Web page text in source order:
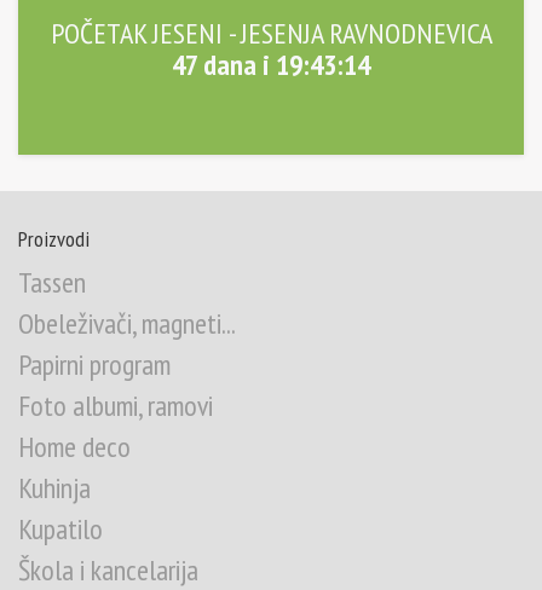
POČETAK JESENI - JESENJA RAVNODNEVICA
47 dana i 19:43:14
Proizvodi
Tassen
Obeleživači, magneti...
Papirni program
Foto albumi, ramovi
Home deco
Kuhinja
Kupatilo
Škola i kancelarija